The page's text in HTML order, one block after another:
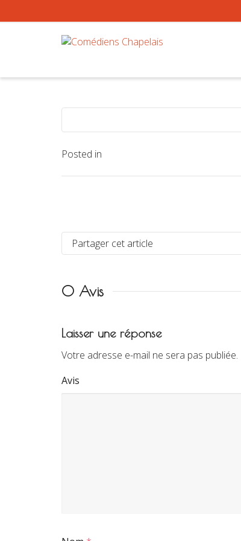
Posted in
Partager cet article
0 Avis
Laisser une réponse
Votre adresse e-mail ne sera pas publiée.
Avis